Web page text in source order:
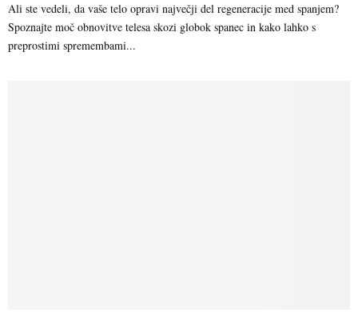
Ali ste vedeli, da vaše telo opravi največji del regeneracije med spanjem?
Spoznajte moč obnovitve telesa skozi globok spanec in kako lahko s
preprostimi spremembami...